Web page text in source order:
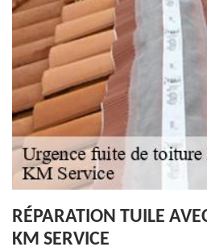
RÉPARATION TUILE
KM SERVICE